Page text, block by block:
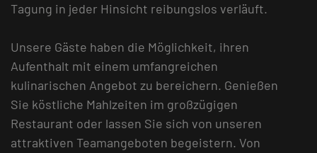
Tagung in jeder Hinsicht reibungslos verläuft.
Unsere Gäste haben die Möglichkeit, ihren
Aufenthalt mit einem umfangreichen
kulinarischen Angebot zu bereichern. Genießen
Sie köstliche Mahlzeiten im großzügigen
Restaurant oder lassen Sie sich von unseren
attraktiven Teamangeboten begeistern. Von